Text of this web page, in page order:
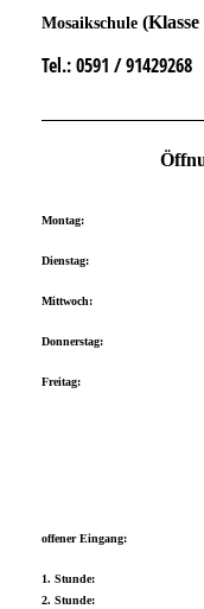
Mosaikschule (Klasse
Tel.: 0591 / 91429268
Montag:
Dienstag:
Mittwoch:
Donnerstag:
Freitag:
offener Eingang:
1. Stunde:
2. Stunde: